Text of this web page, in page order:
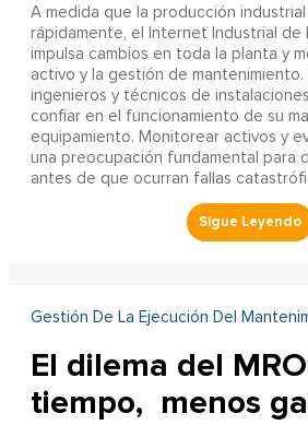
A medida que la producción
rápidamente, el Internet Industrial de
impulsa cambios en toda la planta y
activo y la gestión de mantenimiento.
ingenieros y técnicos de
confiar en el funcionamiento de su
equipamiento. Monitorear activos y
una preocupación fundamental para
antes de que ocurran fallas
Gestión De La Ejecución Del
El dilema del
tiempo, menos